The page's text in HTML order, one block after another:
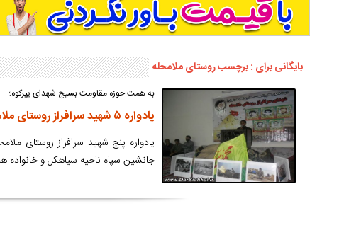
سوادآموزی و عضو موسس مدرسه اورنگ سیاهکل نیز بود و در سال ۱۳۵۸ بازنشست شد.
بایگانی برای : برچسب روستای ملامحله
به همت حوزه مقاومت بسیج شهدای پیرکوه؛
یادواره ۵ شهید سرافراز روستای ملامحله برگزار شد+گزارش تصویری
یادواره پنج شهید سرافراز روستای
جانشین سپاه ناحیه سیاهکل و خانواده